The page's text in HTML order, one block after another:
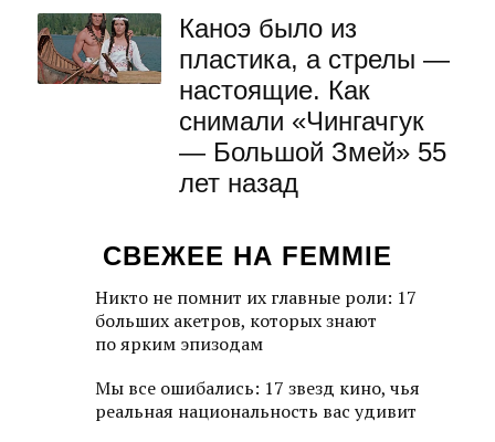
Каноэ было из
пластика, а стрелы —
настоящие. Как
снимали «Чингачгук
— Большой Змей» 55
лет назад
СВЕЖЕЕ НА FEMMIE
Никто не помнит их главные роли: 17
больших акетров, которых знают
по ярким эпизодам
Мы все ошибались: 17 звезд кино, чья
реальная национальность вас удивит